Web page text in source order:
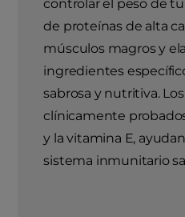
controlar el peso de
de proteínas de alta
músculos magros y
ingredientes
sabrosa y nutritiva.
clínicamente
y la vitamina E,
sistema inmunitario